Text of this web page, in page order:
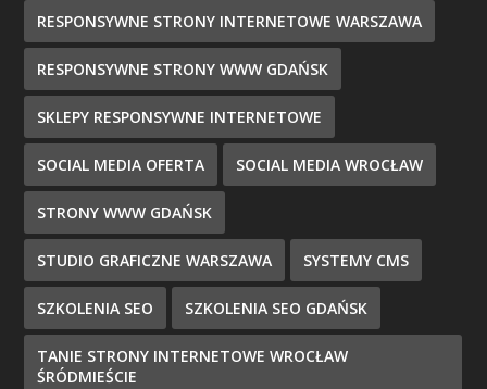
RESPONSYWNE STRONY INTERNETOWE WARSZAWA
RESPONSYWNE STRONY WWW GDAŃSK
SKLEPY RESPONSYWNE INTERNETOWE
SOCIAL MEDIA OFERTA SOCIAL MEDIA WROCŁAW
STRONY WWW GDAŃSK
STUDIO GRAFICZNE WARSZAWA SYSTEMY CMS
SZKOLENIA SEO SZKOLENIA SEO GDAŃSK
TANIE STRONY INTERNETOWE WROCŁAW
ŚRÓDMIEŚCIE